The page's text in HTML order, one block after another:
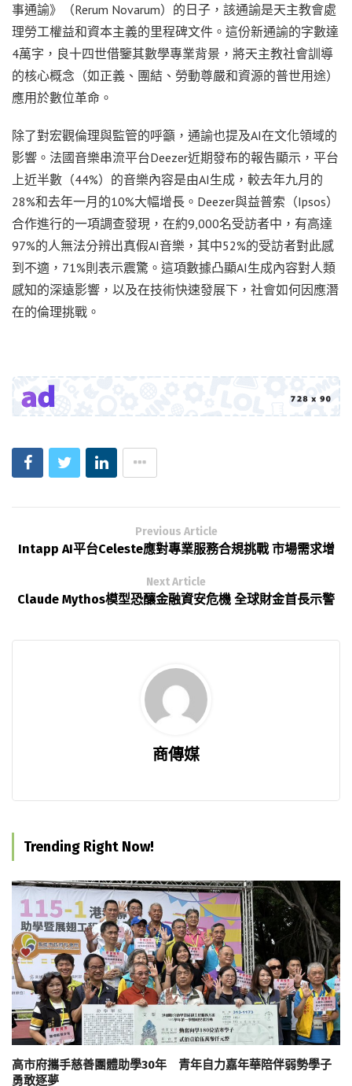
事通諭》（Rerum Novarum）的日子，該通諭是天主教會處
理勞工權益和資本主義的里程碑文件。這份新通諭的字數達
4萬字，良十四世借鑒其數學專業背景，將天主教社會訓導
的核心概念（如正義、團結、勞動尊嚴和資源的普世用途）
應用於數位革命。
除了對宏觀倫理與監管的呼籲，通諭也提及AI在文化領域的
影響。法國音樂串流平台Deezer近期發布的報告顯示，平台
上近半數（44%）的音樂內容是由AI生成，較去年九月的
28%和去年一月的10%大幅增長。Deezer與益普索（Ipsos）
合作進行的一項調查發現，在約9,000名受訪者中，有高達
97%的人無法分辨出真假AI音樂，其中52%的受訪者對此感
到不適，71%則表示震驚。這項數據凸顯AI生成內容對人類
感知的深遠影響，以及在技術快速發展下，社會如何因應潛
在的倫理挑戰。
Previous Article
Intapp AI平台Celeste應對專業服務合規挑戰 市場需求增
Next Article
Claude Mythos模型恐釀金融資安危機 全球財金首長示警
商傳媒
Trending Right Now!
高市府攜手慈善團體助學30年 青年自力嘉年華陪伴弱勢學子
勇敢逐夢